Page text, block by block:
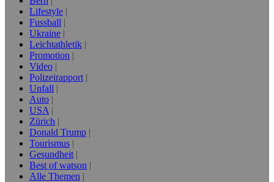
Lifestyle
Fussball
Ukraine
Leichtathletik
Promotion
Video
Polizeirapport
Unfall
Auto
USA
Zürich
Donald Trump
Tourismus
Gesundheit
Best of watson
Alle Themen